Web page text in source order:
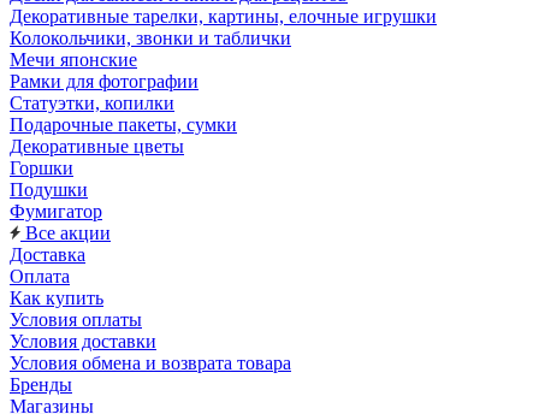
Декоративные тарелки, картины, елочные игрушки
Колокольчики, звонки и таблички
Мечи японские
Рамки для фотографии
Статуэтки, копилки
Подарочные пакеты, сумки
Декоративные цветы
Горшки
Подушки
Фумигатор
Все акции
Доставка
Оплата
Как купить
Условия оплаты
Условия доставки
Условия обмена и возврата товара
Бренды
Магазины